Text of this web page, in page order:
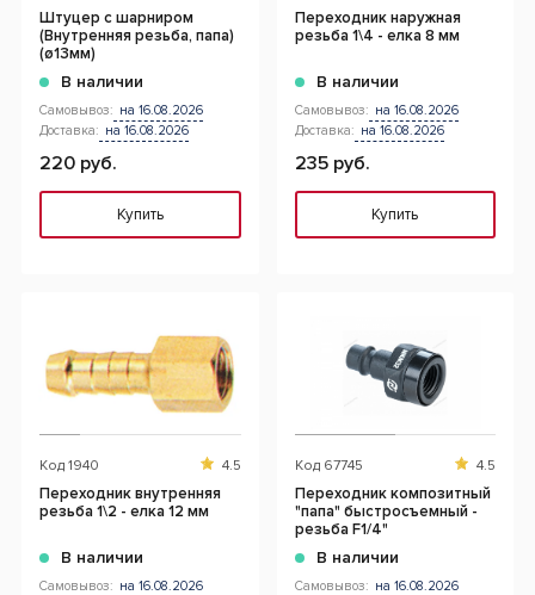
Штуцер с шарниром
(Внутренняя резьба, папа)
(ø13мм)
В наличии
Самовывоз: на 16.08.2026
Доставка: на 16.08.2026
220 руб.
Купить
Переходник наружная
резьба 1\4 - елка 8 мм
В наличии
Самовывоз: на 16.08.2026
Доставка: на 16.08.2026
235 руб.
Купить
Код 1940 4.5
Переходник внутренняя
резьба 1\2 - елка 12 мм
В наличии
Самовывоз: на 16.08.2026
Код 67745 4.5
Переходник композитный
"папа" быстросъемный -
резьба F1/4"
В наличии
Самовывоз: на 16.08.2026